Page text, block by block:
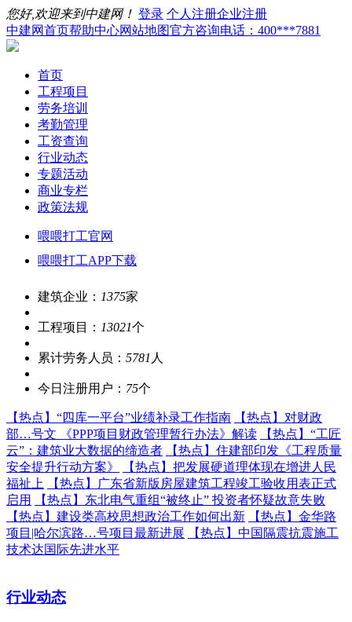
您好,欢迎来到中建网！ 登录 个人注册企业注册
中建网首页帮助中心网站地图官方咨询电话：400***7881
首页
工程项目
劳务培训
考勤管理
工资查询
行业动态
专题活动
商业专栏
政策法规
喂喂打工官网
喂喂打工APP下载
建筑企业： 1375家
工程项目： 13021个
累计劳务人员： 5781 人
今日注册用户： 75个
【热点】 “四库一平台”业绩补录工作指南 【热点】 对财政
部…号文 《PPP项目财政管理暂行办法》解读
【热点】 “工匠
云”：建筑业大数据的缔造者
【热点】 住建部印发《工程质量
安全提升行动方案》
【热点】 把发展硬道理体现在增进人民
福祉上
【热点】
广东省新版房屋建筑工程竣工验收用表正式
启用
【热点】 东北电气重组“被终止” 投资者怀疑故意失败
【热点】 建设类高校思想政治工作如何出新 【热点】 金华路
项目|哈尔滨路…号项目最新进展
【热点】 中国隔震抗震施工
技术达国际先进水平
行业动态